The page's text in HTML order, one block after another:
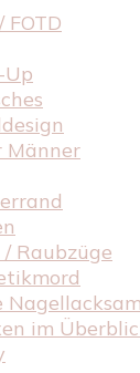
FOTD
Up
Männer
/ Raubzüge
im